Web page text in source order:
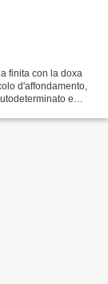
finita con la doxa
d'affondamento,
e